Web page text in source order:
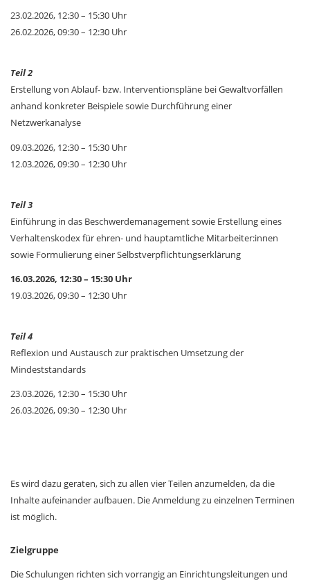
23.02.2026, 12:30 – 15:30 Uhr
26.02.2026, 09:30 – 12:30 Uhr
Teil 2
Erstellung von Ablauf- bzw. Interventionspläne bei Gewaltvorfällen
anhand konkreter Beispiele sowie Durchführung einer
Netzwerkanalyse
09.03.2026, 12:30 – 15:30 Uhr
12.03.2026, 09:30 – 12:30 Uhr
Teil 3
Einführung in das Beschwerdemanagement sowie Erstellung eines
Verhaltenskodex für ehren- und hauptamtliche Mitarbeiter:innen
sowie Formulierung einer Selbstverpflichtungserklärung
16.03.2026, 12:30 – 15:30 Uhr
19.03.2026, 09:30 – 12:30 Uhr
Teil 4
Reflexion und Austausch zur praktischen Umsetzung der
Mindeststandards
23.03.2026, 12:30 – 15:30 Uhr
26.03.2026, 09:30 – 12:30 Uhr
Es wird dazu geraten, sich zu allen vier Teilen anzumelden, da die
Inhalte aufeinander aufbauen. Die Anmeldung zu einzelnen Terminen
ist möglich.
Zielgruppe
Die Schulungen richten sich vorrangig an Einrichtungsleitungen und